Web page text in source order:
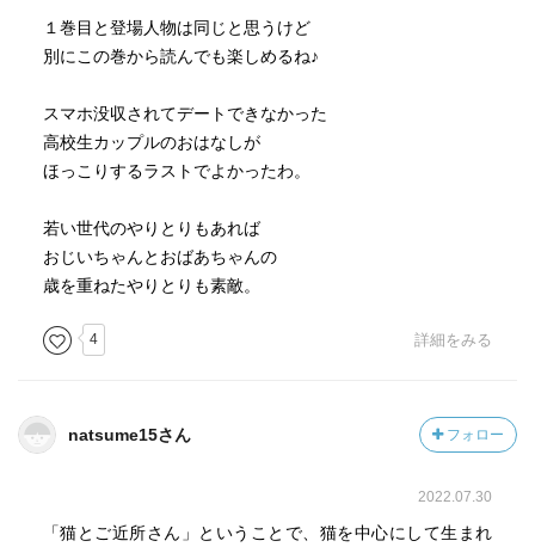
１巻目と登場人物は同じと思うけど
別にこの巻から読んでも楽しめるね♪
スマホ没収されてデートできなかった
高校生カップルのおはなしが
ほっこりするラストでよかったわ。
若い世代のやりとりもあれば
おじいちゃんとおばあちゃんの
歳を重ねたやりとりも素敵。
4 詳細をみる
natsume15さん フォロー
2022.07.30
「猫とご近所さん」ということで、猫を中心にして生まれ